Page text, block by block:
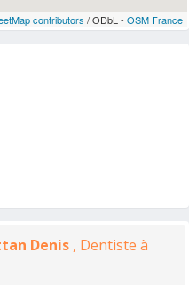
contributors / ODbL - OSM France
Denis , Dentiste à